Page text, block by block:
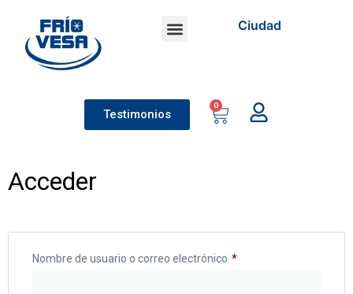
Ciudad
Testimonios
0
Acceder
Nombre de usuario o correo electrónico *